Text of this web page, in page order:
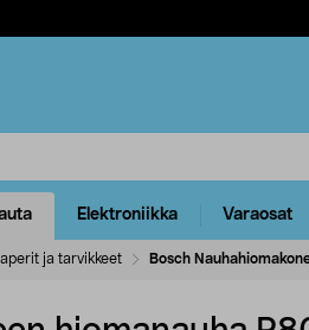
Elektroniikka Varaosat
ja tarvikkeet Bosch